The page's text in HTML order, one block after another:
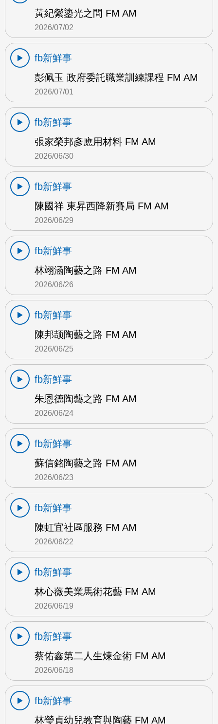
黃紀縈鎏光之間 FM AM
2026/07/02
fb新鮮事
彭佩玉 政府委託職業訓練課程 FM AM
2026/07/01
fb新鮮事
張家榮邦彥應用材料 FM AM
2026/06/30
fb新鮮事
陳國祥 東昇西降新賽局 FM AM
2026/06/29
fb新鮮事
林翊涵陶藝之路 FM AM
2026/06/26
fb新鮮事
陳邦颉陶藝之路 FM AM
2026/06/25
fb新鮮事
朱恩德陶藝之路 FM AM
2026/06/24
fb新鮮事
蘇信銘陶藝之路 FM AM
2026/06/23
fb新鮮事
陳虹宜社區服務 FM AM
2026/06/22
fb新鮮事
林心薇美業馬術花藝 FM AM
2026/06/19
fb新鮮事
蔡佑鑫第二人生煉金術 FM AM
2026/06/18
fb新鮮事
林瑩貞幼兒教育與陶藝 FM AM